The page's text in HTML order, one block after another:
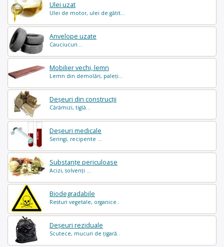
Ulei uzat
Ulei de motor, ulei de gătit...
Anvelope uzate
Cauciucuri...
Mobilier vechi, lemn
Lemn din demolări, paleți...
Deșeuri din construcții
Cărămizi, tiglă...
Deșeuri medicale
Seringi, recipente ...
Substanțe periculoase
Acizi, solvenți ...
Biodegradabile
Resturi vegetale, organice..
Deșeuri reziduale
Scutece, mucuri de țigară..